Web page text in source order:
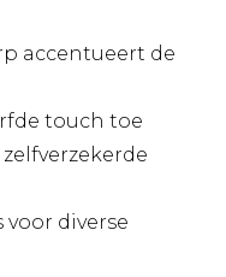
accentueert de
touch toe
diverse